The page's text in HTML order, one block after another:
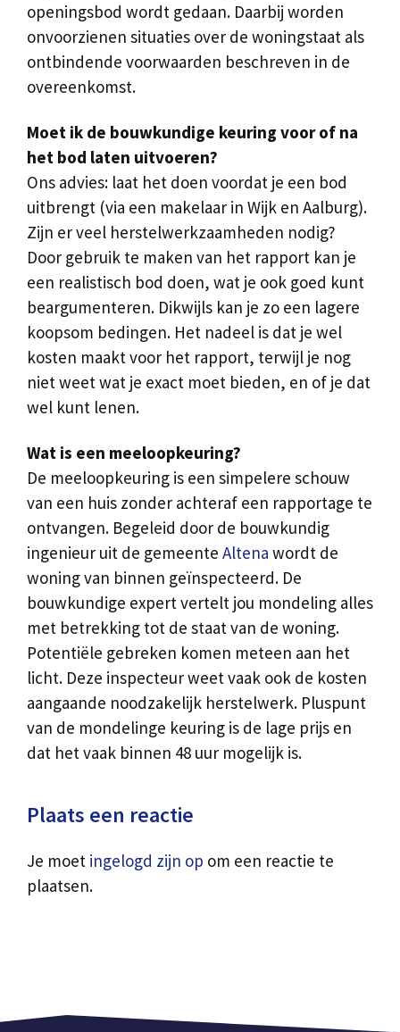
openingsbod wordt gedaan. Daarbij worden
onvoorzienen situaties over de woningstaat als
ontbindende voorwaarden beschreven in de
overeenkomst.
Moet ik de bouwkundige keuring voor of na
het bod laten uitvoeren?
Ons advies: laat het doen voordat je een bod
uitbrengt (via een makelaar in Wijk en Aalburg).
Zijn er veel herstelwerkzaamheden nodig?
Door gebruik te maken van het rapport kan je
een realistisch bod doen, wat je ook goed kunt
beargumenteren. Dikwijls kan je zo een lagere
koopsom bedingen. Het nadeel is dat je wel
kosten maakt voor het rapport, terwijl je nog
niet weet wat je exact moet bieden, en of je dat
wel kunt lenen.
Wat is een meeloopkeuring?
De meeloopkeuring is een simpelere schouw
van een huis zonder achteraf een rapportage te
ontvangen. Begeleid door de bouwkundig
ingenieur uit de gemeente Altena wordt de
woning van binnen geïnspecteerd. De
bouwkundige expert vertelt jou mondeling alles
met betrekking tot de staat van de woning.
Potentiële gebreken komen meteen aan het
licht. Deze inspecteur weet vaak ook de kosten
aangaande noodzakelijk herstelwerk. Pluspunt
van de mondelinge keuring is de lage prijs en
dat het vaak binnen 48 uur mogelijk is.
Plaats een reactie
Je moet ingelogd zijn op om een reactie te
plaatsen.